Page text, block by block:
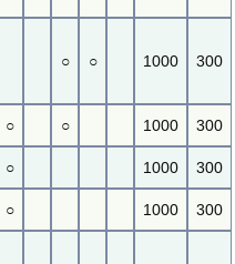
○ ○ 1000 300
○ ○ 1000 300
○ 1000 300
○ 1000 300